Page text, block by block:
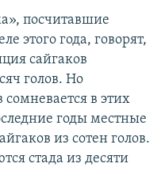
посчитавшие
этого года, говорят,
сайгаков
голов. Но
в этих
годы местные
из сотен голов.
стада из десяти